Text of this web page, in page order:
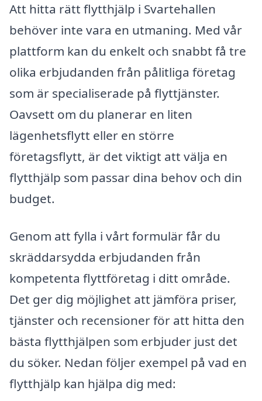
Att hitta rätt flytthjälp i Svartehallen
behöver inte vara en utmaning. Med vår
plattform kan du enkelt och snabbt få tre
olika erbjudanden från pålitliga företag
som är specialiserade på flyttjänster.
Oavsett om du planerar en liten
lägenhetsflytt eller en större
företagsflytt, är det viktigt att välja en
flytthjälp som passar dina behov och din
budget.
Genom att fylla i vårt formulär får du
skräddarsydda erbjudanden från
kompetenta flyttföretag i ditt område.
Det ger dig möjlighet att jämföra priser,
tjänster och recensioner för att hitta den
bästa flytthjälpen som erbjuder just det
du söker. Nedan följer exempel på vad en
flytthjälp kan hjälpa dig med: